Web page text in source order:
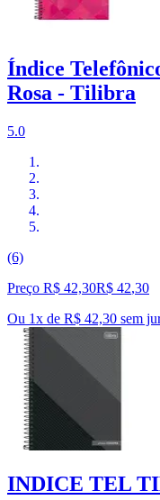
Índice
Rosa - Tilibra
5.0
(6)
Preço R$ 42,30R$ 42,30
Ou 1x de R$ 42,30 sem
INDICE TEL